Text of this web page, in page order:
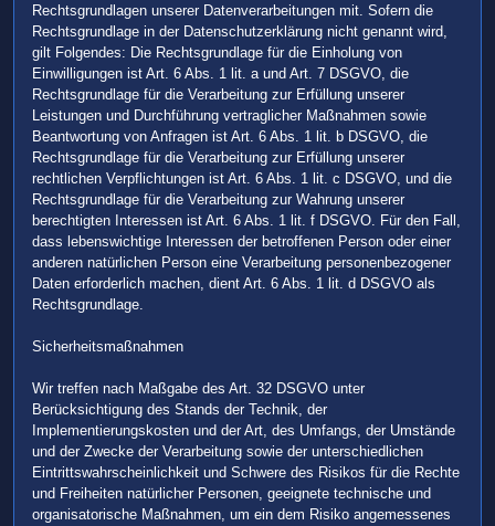
Rechtsgrundlagen unserer Datenverarbeitungen mit. Sofern die
Rechtsgrundlage in der Datenschutzerklärung nicht genannt wird,
gilt Folgendes: Die Rechtsgrundlage für die Einholung von
Einwilligungen ist Art. 6 Abs. 1 lit. a und Art. 7 DSGVO, die
Rechtsgrundlage für die Verarbeitung zur Erfüllung unserer
Leistungen und Durchführung vertraglicher Maßnahmen sowie
Beantwortung von Anfragen ist Art. 6 Abs. 1 lit. b DSGVO, die
Rechtsgrundlage für die Verarbeitung zur Erfüllung unserer
rechtlichen Verpflichtungen ist Art. 6 Abs. 1 lit. c DSGVO, und die
Rechtsgrundlage für die Verarbeitung zur Wahrung unserer
berechtigten Interessen ist Art. 6 Abs. 1 lit. f DSGVO. Für den Fall,
dass lebenswichtige Interessen der betroffenen Person oder einer
anderen natürlichen Person eine Verarbeitung personenbezogener
Daten erforderlich machen, dient Art. 6 Abs. 1 lit. d DSGVO als
Rechtsgrundlage.
Sicherheitsmaßnahmen
Wir treffen nach Maßgabe des Art. 32 DSGVO unter
Berücksichtigung des Stands der Technik, der
Implementierungskosten und der Art, des Umfangs, der Umstände
und der Zwecke der Verarbeitung sowie der unterschiedlichen
Eintrittswahrscheinlichkeit und Schwere des Risikos für die Rechte
und Freiheiten natürlicher Personen, geeignete technische und
organisatorische Maßnahmen, um ein dem Risiko angemessenes